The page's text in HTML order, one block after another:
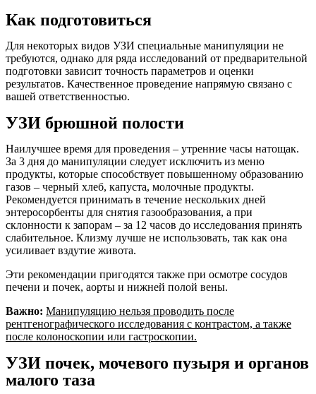
Как подготовиться
Для некоторых видов УЗИ специальные манипуляции не
требуются, однако для ряда исследований от предварительной
подготовки зависит точность параметров и оценки
результатов. Качественное проведение напрямую связано с
вашей ответственностью.
УЗИ брюшной полости
Наилучшее время для проведения – утренние часы натощак.
За 3 дня до манипуляции следует исключить из меню
продукты, которые способствует повышенному образованию
газов – черный хлеб, капуста, молочные продукты.
Рекомендуется принимать в течение нескольких дней
энтеросорбенты для снятия газообразования, а при
склонности к запорам – за 12 часов до исследования принять
слабительное. Клизму лучше не использовать, так как она
усиливает вздутие живота.
Эти рекомендации пригодятся также при осмотре сосудов
печени и почек, аорты и нижней полой вены.
Важно: Манипуляцию нельзя проводить после
рентгенографического исследования с контрастом, а также
после колоноскопии или гастроскопии.
УЗИ почек, мочевого пузыря и органов
малого таза